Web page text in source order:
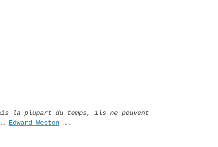
la plupart du temps, ils ne peuvent
Edward Weston….